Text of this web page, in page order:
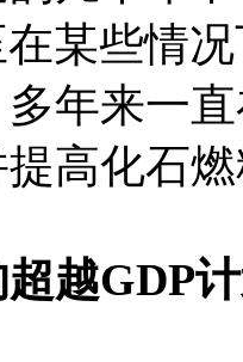
在某些情
年来一
高化石
越GDP